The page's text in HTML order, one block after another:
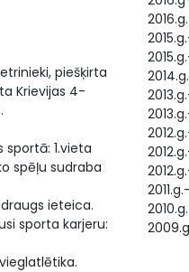
piešķirta
Krievijas 4-
1.vieta
spēļu sudraba
ieteica.
sporta karjeru: